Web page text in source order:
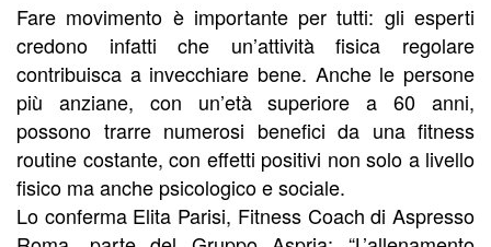
Fare movimento è importante per tutti: gli esperti
credono infatti che un’attività fisica regolare
contribuisca a invecchiare bene. Anche le persone
più anziane, con un’età superiore a 60 anni,
possono trarre numerosi benefici da una fitness
routine costante, con effetti positivi non solo a livello
fisico ma anche psicologico e sociale.
Lo conferma Elita Parisi, Fitness Coach di Aspresso